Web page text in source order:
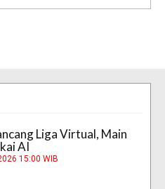
Liga Virtual, Main
AI
15:00 WIB